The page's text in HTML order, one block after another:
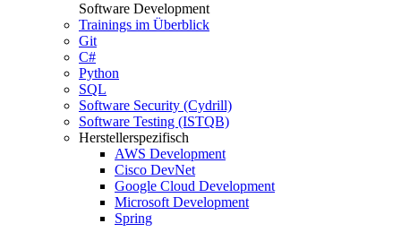
Software Development
Trainings im Überblick
Git
C#
Python
SQL
Software Security (Cydrill)
Software Testing (ISTQB)
Herstellerspezifisch
AWS Development
Cisco DevNet
Google Cloud Development
Microsoft Development
Spring